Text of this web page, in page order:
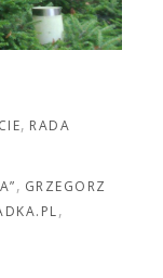
RADA
GRZEGORZ